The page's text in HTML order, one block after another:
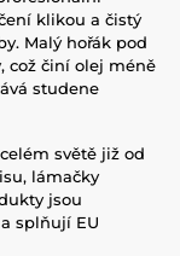
klikou a čistý
Malý hořák pod
což činí olej méně
studene
světě již od
lámačky
jsou
splňují EU